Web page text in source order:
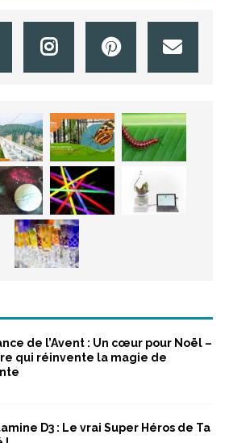
de l’Avent : Un cœur pour Noël –
qui réinvente la magie de
D3 : Le vrai Super Héros de Ta